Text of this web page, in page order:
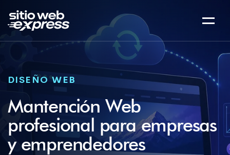
DISEÑO WEB
Mantención Web
profesional para empresas
y emprendedores